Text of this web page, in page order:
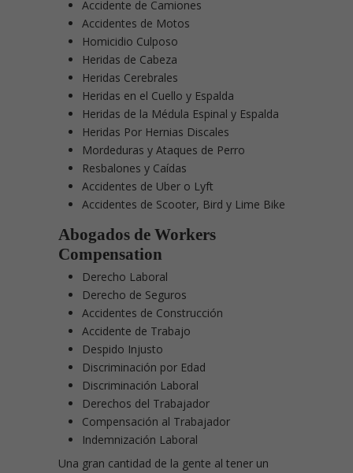
Accidente de Camiones
Accidentes de Motos
Homicidio Culposo
Heridas de Cabeza
Heridas Cerebrales
Heridas en el Cuello y Espalda
Heridas de la Médula Espinal y Espalda
Heridas Por Hernias Discales
Mordeduras y Ataques de Perro
Resbalones y Caídas
Accidentes de Uber o Lyft
Accidentes de Scooter, Bird y Lime Bike
Abogados de Workers
Compensation
Derecho Laboral
Derecho de Seguros
Accidentes de Construcción
Accidente de Trabajo
Despido Injusto
Discriminación por Edad
Discriminación Laboral
Derechos del Trabajador
Compensación al Trabajador
Indemnización Laboral
Una gran cantidad de la gente al tener un